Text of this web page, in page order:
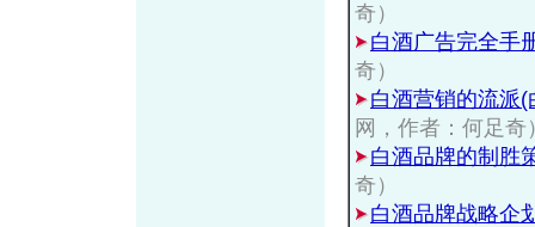
奇）
白酒广告完全手
奇）
白酒营销的流派
网，作者：何足奇
白酒品牌的制胜
奇）
白酒品牌战略企